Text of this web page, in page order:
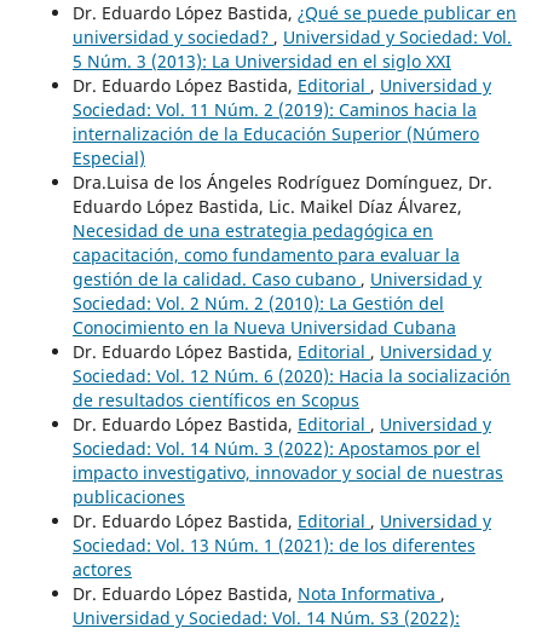
Dr. Eduardo López Bastida, ¿Qué se puede publicar en
universidad y sociedad? , Universidad y Sociedad: Vol.
5 Núm. 3 (2013): La Universidad en el siglo XXI
Dr. Eduardo López Bastida, Editorial , Universidad y
Sociedad: Vol. 11 Núm. 2 (2019): Caminos hacia la
internalización de la Educación Superior (Número
Especial)
Dra.Luisa de los Ángeles Rodríguez Domínguez, Dr.
Eduardo López Bastida, Lic. Maikel Díaz Álvarez,
Necesidad de una estrategia pedagógica en
capacitación, como fundamento para evaluar la
gestión de la calidad. Caso cubano , Universidad y
Sociedad: Vol. 2 Núm. 2 (2010): La Gestión del
Conocimiento en la Nueva Universidad Cubana
Dr. Eduardo López Bastida, Editorial , Universidad y
Sociedad: Vol. 12 Núm. 6 (2020): Hacia la socialización
de resultados científicos en Scopus
Dr. Eduardo López Bastida, Editorial , Universidad y
Sociedad: Vol. 14 Núm. 3 (2022): Apostamos por el
impacto investigativo, innovador y social de nuestras
publicaciones
Dr. Eduardo López Bastida, Editorial , Universidad y
Sociedad: Vol. 13 Núm. 1 (2021): de los diferentes
actores
Dr. Eduardo López Bastida, Nota Informativa ,
Universidad y Sociedad: Vol. 14 Núm. S3 (2022):